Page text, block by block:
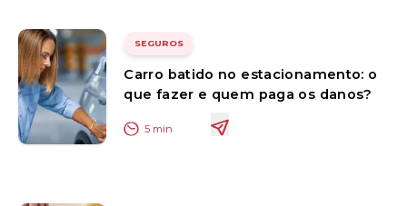
SEGUROS
Carro batido no estacionamento: o
que fazer e quem paga os danos?
5 min